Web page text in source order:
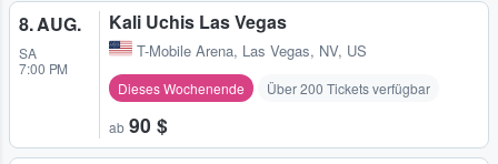
8. AUG.
SA
7:00 PM
Kali Uchis Las Vegas
T-Mobile Arena, Las Vegas, NV, US
Dieses Wochenende Über 200 Tickets verfügbar
ab 90 $